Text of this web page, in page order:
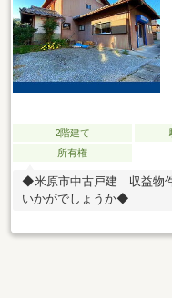
2階建て
所有権
◆米原市中古戸建 収益物
いかがでしょうか◆